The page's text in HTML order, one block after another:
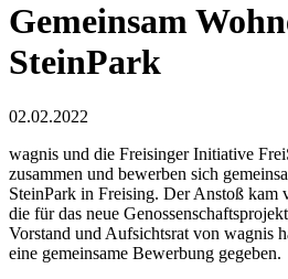
Gemeinsam
SteinPark
02.02.2022
wagnis und die Freisinger Initiative
zusammen und bewerben sich
SteinPark in Freising. Der Anstoß kam
die für das neue
Vorstand und Aufsichtsrat von wagnis
eine gemeinsame Bewerbung gegeben.